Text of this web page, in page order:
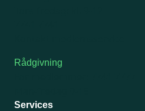
Rådgivning
Services